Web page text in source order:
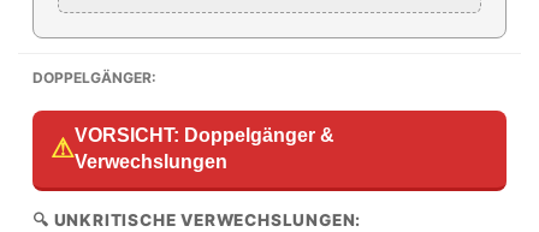
DOPPELGÄNGER:
⚠VORSICHT: Doppelgänger &
Verwechslungen
🔍 UNKRITISCHE VERWECHSLUNGEN: